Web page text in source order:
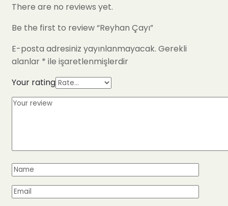
There are no reviews yet.
Be the first to review “Reyhan Çayı”
E-posta adresiniz yayınlanmayacak. Gerekli
alanlar * ile işaretlenmişlerdir
Your rating